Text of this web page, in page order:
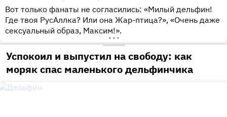
Вот только фанаты не согласились: «Милый дельфин!
Где твоя РусАллка? Или она Жар-птица?», «Очень даже
сексуальный образ, Максим!».
•••
Успокоил и выпустил на свободу: как
моряк спас маленького дельфинчика